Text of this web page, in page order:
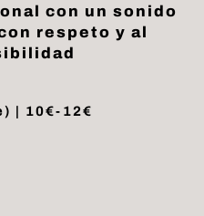
con un sonido
respeto y al
| 10€-12€